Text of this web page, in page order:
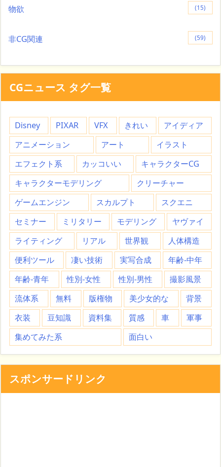
物欲 (15)
非CG関連 (59)
CGニュース タグ一覧
Disney PIXAR VFX きれい
アイディア
アニメーション
アート
イラスト
エフェクト系
カッコいい
キャラクターCG
キャラクターモデリング
クリーチャー
ゲームエンジン
スカルプト
スクエニ
セミナー
ミリタリー モデリング
ヤヴァイ
ライティング
リアル 世界観
人体構造
便利ツール
凄い技術 実写合成
年齢-中年
年齢-青年
性別-女性 性別-男性
撮影風景
流体系
無料 版権物 美少女的な
背景
衣装
豆知識 資料集 質感 車
軍事
集めてみた系
面白い
スポンサードリンク